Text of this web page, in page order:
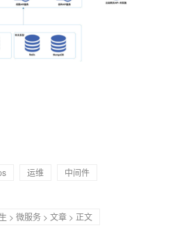
运维
中间件
> 微服务 > 文章 > 正文